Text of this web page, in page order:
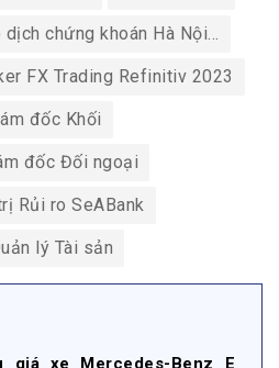
dịch chứng khoán Hà Nội…
FX Trading Refinitiv 2023
đốc Khối
đốc Đối ngoại
Rủi ro SeABank
lý Tài sản
giá xe Mercedes-Benz E